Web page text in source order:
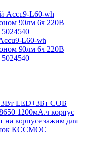
L60-wh
90лм 6ч 220В